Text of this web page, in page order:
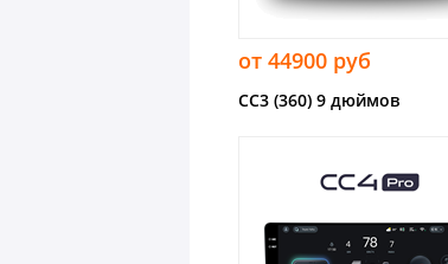
от 44900 руб
CC3 (360) 9 дюймов